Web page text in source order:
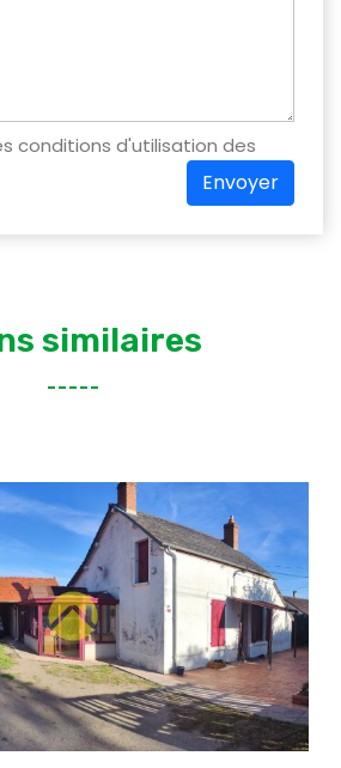
conditions d'utilisation des
Envoyer
similaires